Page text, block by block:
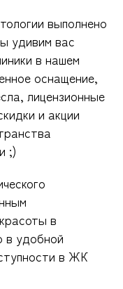
выполнено
удивим вас
в нашем
оснащение,
лицензионные
и акции
;)
в
в удобной
в ЖК